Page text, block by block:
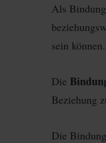
Als
sein können.
Die
Beziehung
Die